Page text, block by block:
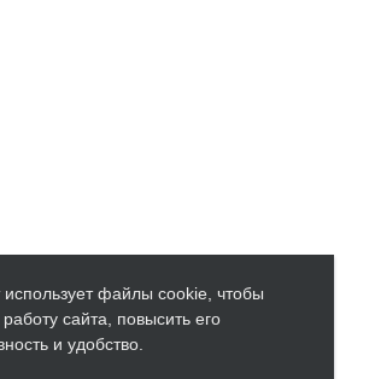
файлы cookie, чтобы
сайта, повысить его
и удобство.